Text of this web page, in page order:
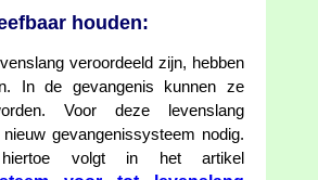
houden:
veroordeeld zijn, hebben
In de gevangenis kunnen ze
Voor deze levenslang
gevangenissysteem nodig.
volgt in het artikel